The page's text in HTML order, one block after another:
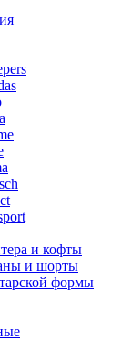
и кофты
и шорты
формы